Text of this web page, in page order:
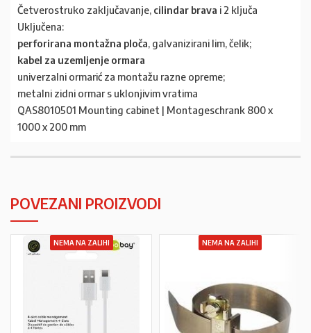
Četverostruko zaključavanje, cilindar brava i 2 ključa
Uključena:
perforirana montažna ploča, galvanizirani lim, čelik;
kabel za uzemljenje ormara
univerzalni ormarić za montažu razne opreme;
metalni zidni ormar s uklonjivim vratima
QAS8010501 Mounting cabinet | Montageschrank 800 x
1000 x 200 mm
POVEZANI PROIZVODI
NEMA NA ZALIHI NEMA NA ZALIHI